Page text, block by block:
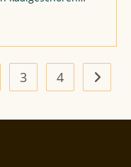
3 4 Go to